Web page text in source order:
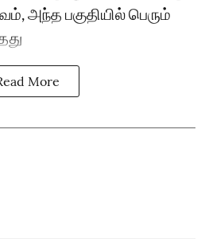
அந்த பகுதியில் பெரும்
More